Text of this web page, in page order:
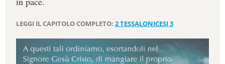
LEGGI IL CAPITOLO COMPLETO: 2 TESSALONICESI 3